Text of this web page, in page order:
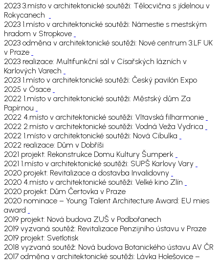
2023 3.místo v architektonické soutěži: Tělocvična s jídelnou v
Rokycanech
2023 1.místo v architektonické soutěži: Námestie s mestským
hradom v Stropkove
2023 odměna v architektonické soutěži: Nové centrum 3.LF UK
v Praze
2023 realizace: Multifunkční sál v Císařských lázních v
Karlových Varech
2023 1.místo v architektonické soutěži: Český pavilón Expo
2025 v Ósace
2022 1.místo v architektonické soutěži: Městský dům Za
Papírnou
2022 4.místo v architektonické soutěži: Vltavská filharmonie
2022 2.místo v architektonické soutěži: Vodná Veža Vydrica
2022 1.místo v architektonické soutěži: Nová Cibulka
2022 realizace: Dům v Dobříši
2021 projekt: Rekonstrukce Domu Kultury Šumperk
2021 1.místo v architektonické soutěži: SUPŠ Karlovy Vary
2020 projekt: Revitalizace a dostavba Invalidovny
2020 4.místo v architektonické soutěži: Velké kino Zlín
2020 projekt: Dům Čertovka v Praze
2020 nominace – Young Talent Architecture Award: EU mies
award
2019 projekt: Nová budova ZUŠ v Podbořanech
2019 vyzvaná soutěž: Revitalizace Penzijního ústavu v Praze
2019 projekt: Svetlotisk
2018 vyzvaná soutěž: Nová budova Botanického ústavu AV ČR
2017 odměna v architektonické soutěži: Lávka Holešovice –